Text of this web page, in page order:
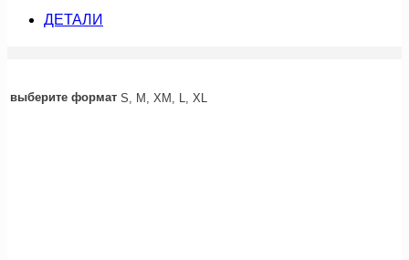
ДЕТАЛИ
выберите формат S, M, XM, L, XL